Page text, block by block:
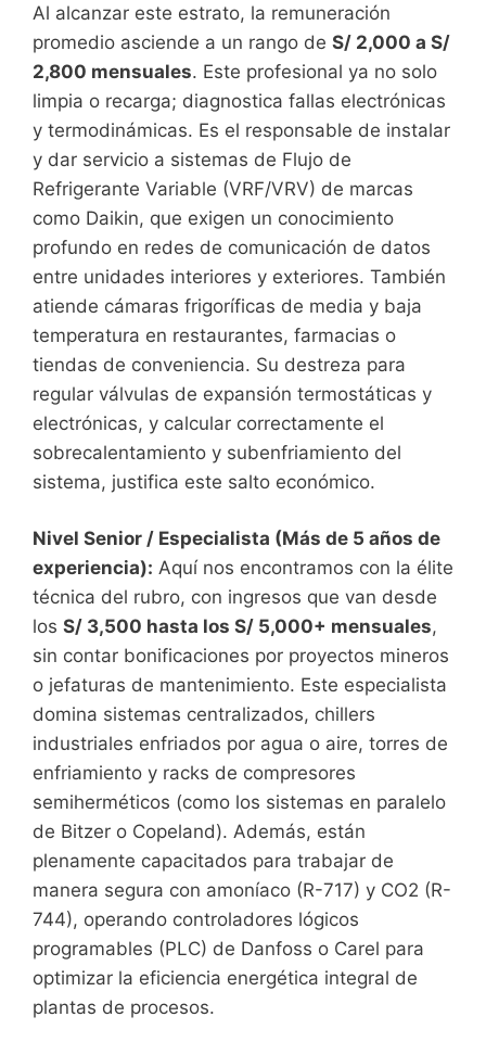
Al alcanzar este estrato, la remuneración
promedio asciende a un rango de S/ 2,000 a S/
2,800 mensuales. Este profesional ya no solo
limpia o recarga; diagnostica fallas electrónicas
y termodinámicas. Es el responsable de instalar
y dar servicio a sistemas de Flujo de
Refrigerante Variable (VRF/VRV) de marcas
como Daikin, que exigen un conocimiento
profundo en redes de comunicación de datos
entre unidades interiores y exteriores. También
atiende cámaras frigoríficas de media y baja
temperatura en restaurantes, farmacias o
tiendas de conveniencia. Su destreza para
regular válvulas de expansión termostáticas y
electrónicas, y calcular correctamente el
sobrecalentamiento y subenfriamiento del
sistema, justifica este salto económico.
Nivel Senior / Especialista (Más de 5 años de
experiencia): Aquí nos encontramos con la élite
técnica del rubro, con ingresos que van desde
los S/ 3,500 hasta los S/ 5,000+ mensuales,
sin contar bonificaciones por proyectos mineros
o jefaturas de mantenimiento. Este especialista
domina sistemas centralizados, chillers
industriales enfriados por agua o aire, torres de
enfriamiento y racks de compresores
semiherméticos (como los sistemas en paralelo
de Bitzer o Copeland). Además, están
plenamente capacitados para trabajar de
manera segura con amoníaco (R-717) y CO2 (R-
744), operando controladores lógicos
programables (PLC) de Danfoss o Carel para
optimizar la eficiencia energética integral de
plantas de procesos.